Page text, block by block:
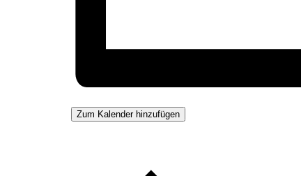
Zum Kalender hinzufügen